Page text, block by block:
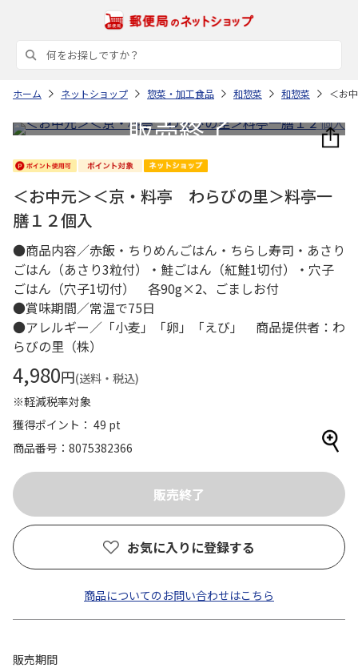
ホーム ネットショップ 惣菜・加工食品 和惣菜 和惣菜 ＜お
＜お中元＞＜京・料亭 わらびの里＞料亭一
膳１２個入
●商品内容／赤飯・ちりめんごはん・ちらし寿司・あさり
ごはん（あさり3粒付）・鮭ごはん（紅鮭1切付）・穴子
ごはん（穴子1切付） 各90g×2、ごましお付
●賞味期間／常温で75日
●アレルギー／「小麦」「卵」「えび」 商品提供者：わ
らびの里（株）
4,980円(送料・税込)
※軽減税率対象
獲得ポイント： 49 pt
商品番号
8075382366
お気に入りに登録する
商品についてのお問い合わせはこちら
販売期間